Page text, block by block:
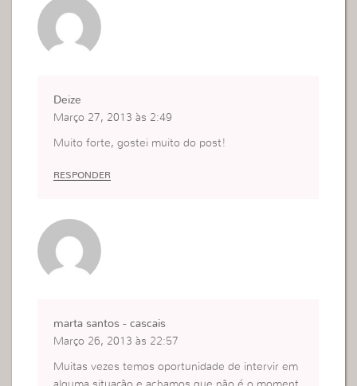
Deize
Março 27, 2013 às 2:49
Muito forte, gostei muito do post!
RESPONDER
marta santos - cascais
Março 26, 2013 às 22:57
Muitas vezes temos oportunidade de intervir em